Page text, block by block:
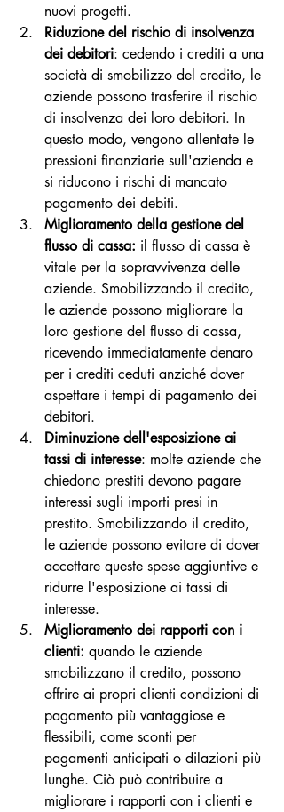
nuovi progetti.
Riduzione del rischio di insolvenza
dei debitori: cedendo i crediti a una
società di smobilizzo del credito, le
aziende possono trasferire il rischio
di insolvenza dei loro debitori. In
questo modo, vengono allentate le
pressioni finanziarie sull'azienda e
si riducono i rischi di mancato
pagamento dei debiti.
Miglioramento della gestione del
flusso di cassa: il flusso di cassa è
vitale per la sopravvivenza delle
aziende. Smobilizzando il credito,
le aziende possono migliorare la
loro gestione del flusso di cassa,
ricevendo immediatamente denaro
per i crediti ceduti anziché dover
aspettare i tempi di pagamento dei
debitori.
Diminuzione dell'esposizione ai
tassi di interesse: molte aziende che
chiedono prestiti devono pagare
interessi sugli importi presi in
prestito. Smobilizzando il credito,
le aziende possono evitare di dover
accettare queste spese aggiuntive e
ridurre l'esposizione ai tassi di
interesse.
Miglioramento dei rapporti con i
clienti: quando le aziende
smobilizzano il credito, possono
offrire ai propri clienti condizioni di
pagamento più vantaggiose e
flessibili, come sconti per
pagamenti anticipati o dilazioni più
lunghe. Ciò può contribuire a
migliorare i rapporti con i clienti e